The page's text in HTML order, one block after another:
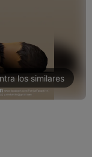
los similares